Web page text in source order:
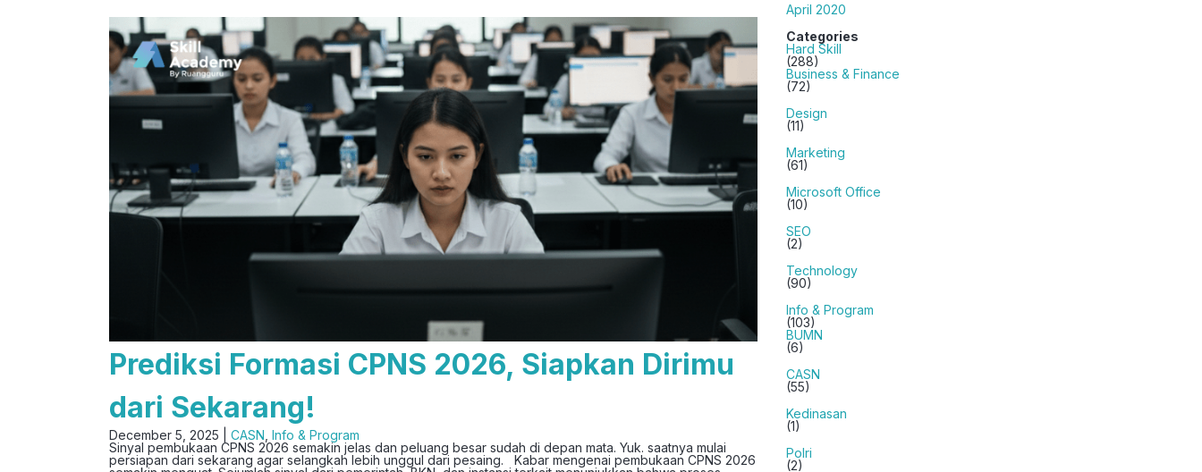
Prediksi Formasi CPNS 2026, Siapkan Dirimu
dari Sekarang!
December 5, 2025 | CASN Info & Program
Sinyal pembukaan CPNS 2026 semakin jelas dan peluang besar sudah di depan mata. Yuk. saatnya mulai
persiapan dari sekarang agar selangkah lebih unggul dari pesaing. Kabar mengenai pembukaan CPNS 2026
April 2020
Categories
Hard Skill
(288)
Business & Finance
(72)
Design
(11)
Marketing
(61)
Microsoft Office
(10)
SEO
(2)
Technology
(90)
Info & Program
(103)
BUMN
(6)
CASN
(55)
Kedinasan
(1)
Polri
(2)